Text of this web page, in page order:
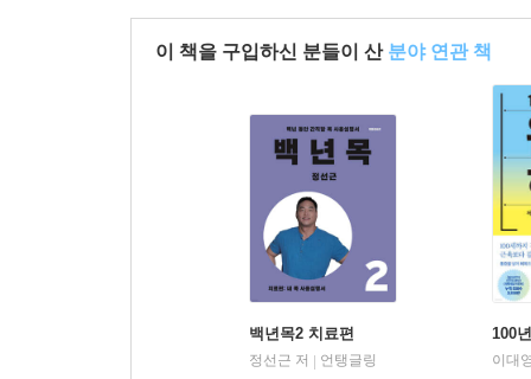
이 책을 구입하신 분들이 산 분야 연관 책
백년목2 치료편
정선근 저
언탱글링
100
이대